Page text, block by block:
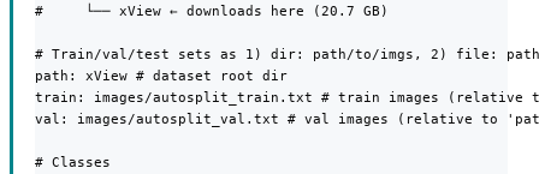
#     └── xView ← downloads here (20.7 GB)
# Train/val/test sets as 1) dir: path/to/imgs, 2) file:
path: xView # dataset root dir
train: images/autosplit_train.txt # train images (relative
val: images/autosplit_val.txt # val images (relative to
# Classes